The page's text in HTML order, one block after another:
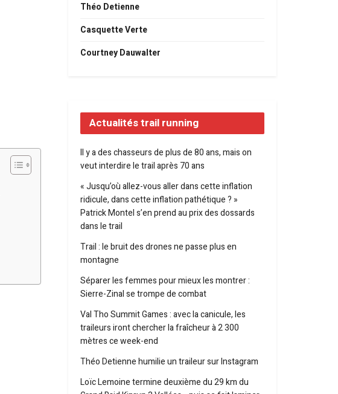
Théo Detienne
Casquette Verte
Courtney Dauwalter
Actualités trail running
Il y a des chasseurs de plus de 80 ans, mais on
veut interdire le trail après 70 ans
« Jusqu’où allez-vous aller dans cette inflation
ridicule, dans cette inflation pathétique ? »
Patrick Montel s’en prend au prix des dossards
dans le trail
Trail : le bruit des drones ne passe plus en
montagne
Séparer les femmes pour mieux les montrer :
Sierre-Zinal se trompe de combat
Val Tho Summit Games : avec la canicule, les
traileurs iront chercher la fraîcheur à 2 300
mètres ce week-end
Théo Detienne humilie un traileur sur Instagram
Loïc Lemoine termine deuxième du 29 km du